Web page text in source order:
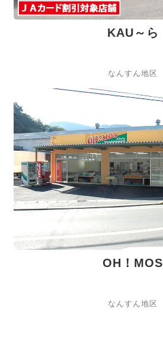
KAU～ら
なんすん地区
OH！MOS
なんすん地区